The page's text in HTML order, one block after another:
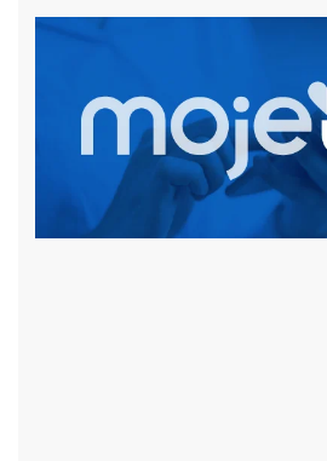
czytaj więcej